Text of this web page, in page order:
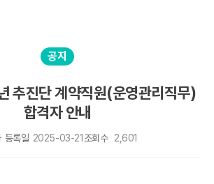
공지
추진단 계약직원(운영관리직무)
합격자 안내
등록일 2025-03-21 조회수 2,601